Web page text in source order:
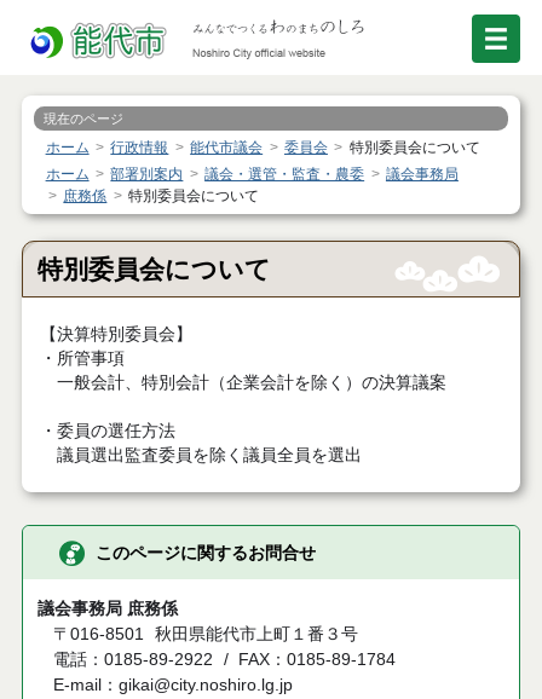
現在のページ
ホーム 行政情報 能代市議会 委員会
特別委員会について
ホーム
部署別案内 議会・選管・監査・農委
議会事務局
庶務係
特別委員会について
特別委員会について
【決算特別委員会】
・所管事項
一般会計、特別会計（企業会計を除く）の決算議案
・委員の選任方法
議員選出監査委員を除く議員全員を選出
このページに関するお問合せ
議会事務局 庶務係
〒016-8501
秋田県能代市上町１番３号
電話：0185-89-2922
FAX：0185-89-1784
E-mail：gikai@city.noshiro.lg.jp